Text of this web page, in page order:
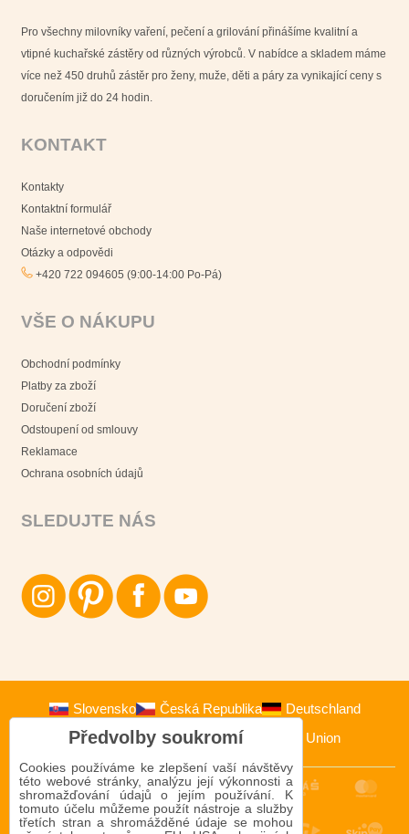
Pro všechny milovníky vaření, pečení a grilování přinášíme kvalitní a
vtipné kuchařské zástěry od různých výrobců. V nabídce a skladem máme
více než 450 druhů zástěr pro ženy, muže, děti a páry za vynikající ceny s
doručením již do 24 hodin.
KONTAKT
Kontakty
Kontaktní formulář
Naše internetové obchody
Otázky a odpovědi
+420 722 094605 (9:00-14:00 Po-Pá)
VŠE O NÁKUPU
Obchodní podmínky
Platby za zboží
Doručení zboží
Odstoupení od smlouvy
Reklamace
Ochrana osobních údajů
SLEDUJTE NÁS
Slovensko Česká Republika
Deutschland
Österreich
Polska European Union
Předvolby soukromí
Cookies používáme ke zlepšení vaší návštěvy
této webové stránky, analýzu její výkonnosti a
shromažďování údajů o jejím používání. K
tomuto účelu můžeme použít nástroje a služby
třetích stran a shromážděné údaje se mohou